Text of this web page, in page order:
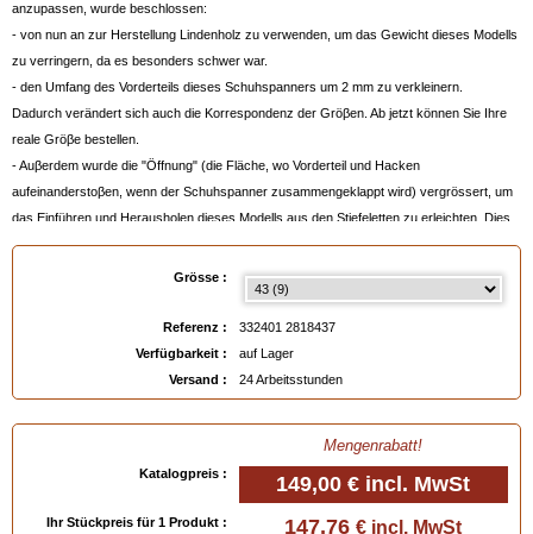
anzupassen, wurde beschlossen:
- von nun an zur Herstellung Lindenholz zu verwenden, um das Gewicht dieses Modells
zu verringern, da es besonders schwer war.
- den Umfang des Vorderteils dieses Schuhspanners um 2 mm zu verkleinern.
Dadurch verändert sich auch die Korrespondenz der Gröβen. Ab jetzt können Sie Ihre
reale Gröβe bestellen.
- Auβerdem wurde die "Öffnung" (die Fläche, wo Vorderteil und Hacken
aufeinanderstoβen, wenn der Schuhspanner zusammengeklappt wird) vergrössert, um
das Einführen und Herausholen dieses Modells aus den Stiefeletten zu erleichten. Dies
führt ebenfalls zu einer Volumen-Verringerung des Vorderteils.
-Von nun an ist der Schuhspanner mit 2 Federn versehen, statt nur mit einer wie bei dem
vorherigen Modell, wodurch die Längen-Spannung und damit der Halt des
Schuhspanners bei Kontakt mit dem Leder verbessert wird.
- Schlieβlich sind von nun an die Metallteile wie die Schnallen und die mit unserem
Markennamen versehenen Metallplatten aus Stahl und nicht mehr aus Messing.
Hergestellt in Frankreichvon dem Leistenmacher PERFEKTA LCA, der auch die
berühmtesten Schuhhersteller beliefert. Die besonders hohe Präzision der zur
Herstellung verwendeten computergesteuerten Maschinen garantieren eine perfekte
Homogenität zwischen zwei Paaren der gleichen Grösse.
Grösse :
Referenz :
332401 2818437
Verfügbarkeit :
auf Lager
Versand :
24 Arbeitsstunden
Mengenrabatt!
Katalogpreis : 149,00 € incl. MwSt
Ihr Stückpreis für 1 Produkt : 147,76 € incl. MwSt